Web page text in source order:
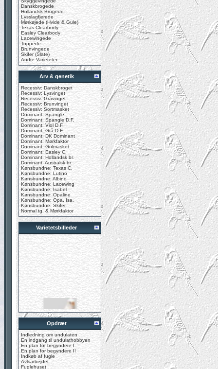
Danskbrogede
Hollandsk Brogede
Lysslagfjerede
Mørkøjede (Hvide & Gule)
Texas Clearbody
Easley Clearbody
Lacewingede
Toppede
Brunvingede
Skifer (Slate)
Andre Varieteter
Arv & genetik
Recessiv: Danskbroget
Recessiv: Lysvinget
Recessiv: Gråvinget
Recessiv: Brunvinget
Recessiv: Sortmasket
Dominant: Spangle
Dominant: Spangle D.F.
Dominant: Viol D.F.
Dominant: Grå D.F.
Dominant: DK Dominant
Dominant: Mørkfaktor
Dominant: Gulmasket
Dominant: Easley C.
Dominant: Hollandsk br.
Dominant: Australsk br.
Kønsbundne: Texas C.
Kønsbundne: Lutino
Kønsbundne: Albino
Kønsbundne: Lacewing
Kønsbundne: Isabel
Kønsbundne: Opaline
Kønsbundne: Opa. Isa.
Kønsbundne: Skifer
Normal tg. & Mørkfaktor
Varietetsbilleder
Opdræt
Indledning om undulaten
En indgang til undulathobbyen
En plan for begyndere I
En plan for begyndere II
Indkøb af fugle
Avlsarbejdet
Fuglehuset